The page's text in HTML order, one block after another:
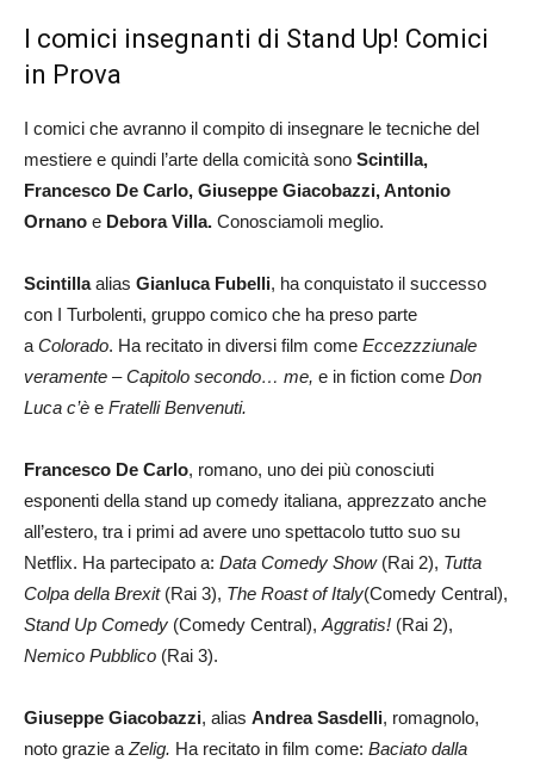
I comici insegnanti di Stand Up! Comici
in Prova
I comici che avranno il compito di insegnare le tecniche del
mestiere e quindi l’arte della comicità sono Scintilla,
Francesco De Carlo, Giuseppe Giacobazzi, Antonio
Ornano e Debora Villa. Conosciamoli meglio.
Scintillaalias Gianluca Fubelli, ha conquistato il successo
con I Turbolenti, gruppo comico che ha preso parte
a Colorado. Ha recitato in diversi film come Eccezzziunale
veramente – Capitolo secondo… me, e in fiction come Don
Luca c’è e Fratelli Benvenuti.
Francesco De Carlo, romano, uno dei più conosciuti
esponenti della stand up comedy italiana, apprezzato anche
all’estero, tra i primi ad avere uno spettacolo tutto suo su
Netflix. Ha partecipato a: Data Comedy Show(Rai 2), Tutta
Colpa della Brexit (Rai 3), The Roast of Italy(Comedy Central),
Stand Up Comedy (Comedy Central), Aggratis! (Rai 2),
Nemico Pubblico (Rai 3).
Giuseppe Giacobazzi, alias Andrea Sasdelli, romagnolo,
noto grazie a Zelig. Ha recitato in film come: Baciato dalla